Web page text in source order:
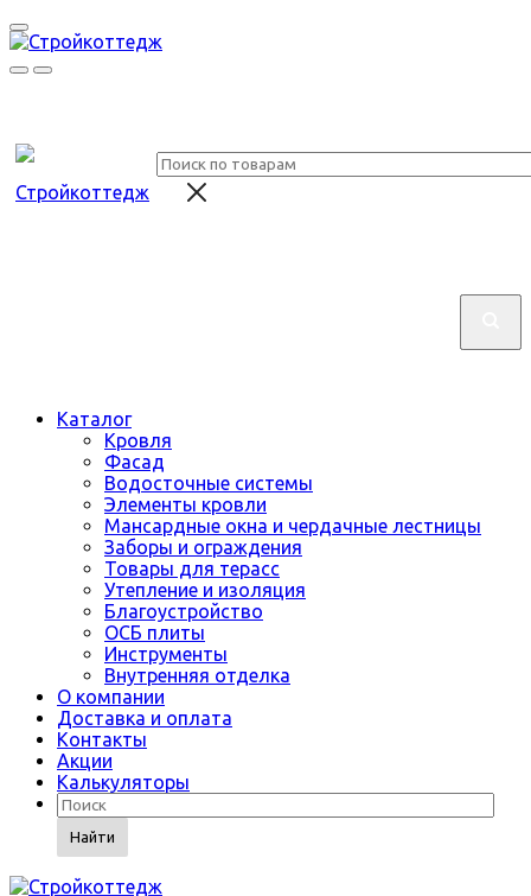
Каталог
Кровля
Фасад
Водосточные системы
Элементы кровли
Мансардные окна и чердачные лестницы
Заборы и ограждения
Товары для терасс
Утепление и изоляция
Благоустройство
ОСБ плиты
Инструменты
Внутренняя отделка
О компании
Доставка и оплата
Контакты
Акции
Калькуляторы
Найти